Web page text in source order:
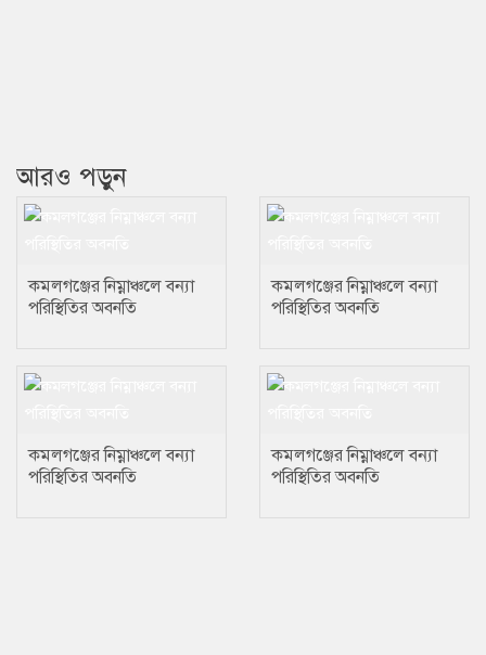
আরও পড়ুন
কমলগঞ্জের নিম্নাঞ্চলে বন্যা
পরিস্থিতির অবনতি
কমলগঞ্জের নিম্নাঞ্চলে বন্যা
পরিস্থিতির অবনতি
কমলগঞ্জের নিম্নাঞ্চলে বন্যা
পরিস্থিতির অবনতি
কমলগঞ্জের নিম্নাঞ্চলে বন্যা
পরিস্থিতির অবনতি